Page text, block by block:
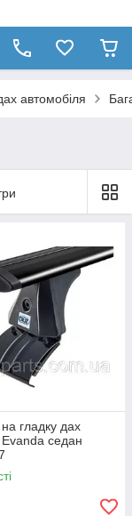
автомобіля
гладку дах
седан